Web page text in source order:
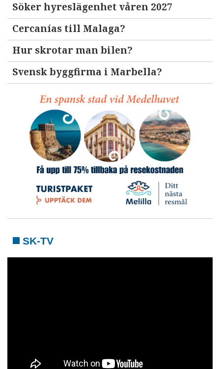
Söker hyreslägenhet våren 2027
Cercanías till Malaga?
Hur skrotar man bilen?
Svensk byggfirma i Marbella?
SK-TV